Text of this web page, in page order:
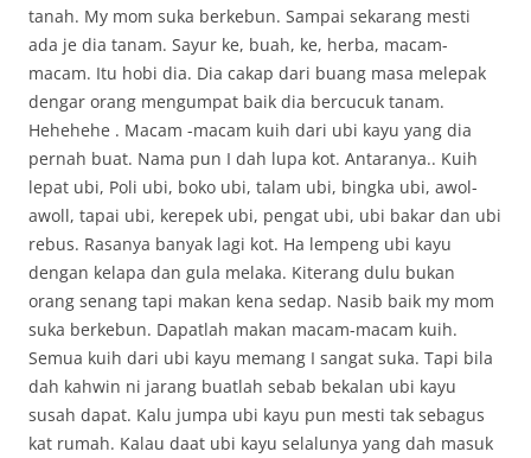
tanah. My mom suka berkebun. Sampai sekarang mesti
ada je dia tanam. Sayur ke, buah, ke, herba, macam-
macam. Itu hobi dia. Dia cakap dari buang masa melepak
dengar orang mengumpat baik dia bercucuk tanam.
Hehehehe . Macam -macam kuih dari ubi kayu yang dia
pernah buat. Nama pun I dah lupa kot. Antaranya.. Kuih
lepat ubi, Poli ubi, boko ubi, talam ubi, bingka ubi, awol-
awoll, tapai ubi, kerepek ubi, pengat ubi, ubi bakar dan ubi
rebus. Rasanya banyak lagi kot. Ha lempeng ubi kayu
dengan kelapa dan gula melaka. Kiterang dulu bukan
orang senang tapi makan kena sedap. Nasib baik my mom
suka berkebun. Dapatlah makan macam-macam kuih.
Semua kuih dari ubi kayu memang I sangat suka. Tapi bila
dah kahwin ni jarang buatlah sebab bekalan ubi kayu
susah dapat. Kalu jumpa ubi kayu pun mesti tak sebagus
kat rumah. Kalau daat ubi kayu selalunya yang dah masuk